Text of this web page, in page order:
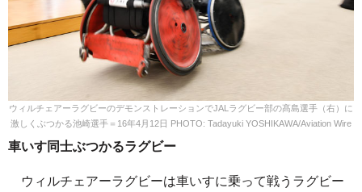
ウィルチェアーラグビーのデモンストレーションでJALラグビー部の髙島選手（右）に
激しくぶつかる池崎選手＝16年4月12日 PHOTO: Tadayuki YOSHIKAWA/Aviation Wire
車いす同士ぶつかるラグビー
ウィルチェアーラグビーは車いすに乗って戦うラグビー